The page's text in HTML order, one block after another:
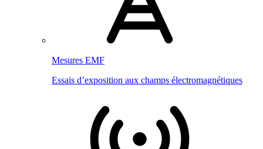
Mesures EMF
Essais d’exposition aux champs électromagnétiques